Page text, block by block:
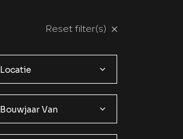
Reset filter(s)
Locatie
Bouwjaar Van